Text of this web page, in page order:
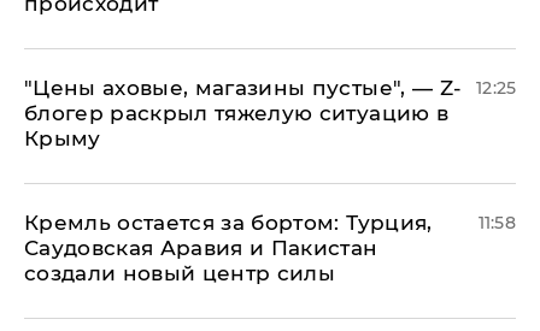
​"Цены аховые, магазины пустые", — Z-
блогер раскрыл тяжелую ситуацию в
Крыму
12:25
​Кремль остается за бортом: Турция,
Саудовская Аравия и Пакистан
создали новый центр силы
11:58